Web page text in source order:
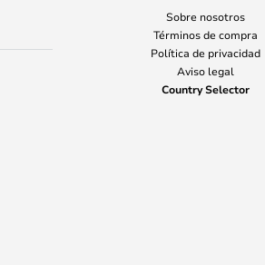
Sobre nosotros
Términos de compra
Política de privacidad
Aviso legal
Country Selector